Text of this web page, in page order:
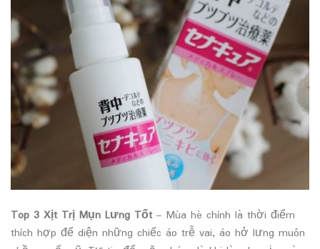
Top 3 Xịt Trị Mụn Lưng Tốt – Mùa hè chính là thời điểm
thích hợp để diện những chiếc áo trễ vai, áo hở lưng muôn